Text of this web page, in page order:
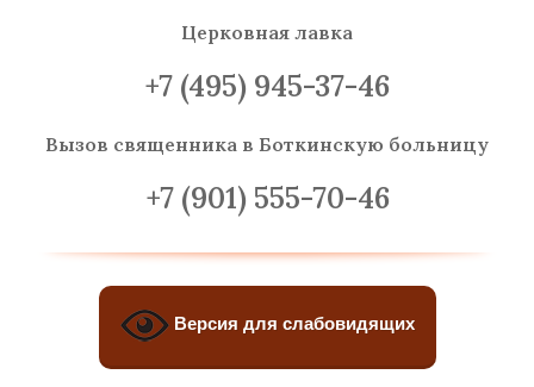
Церковная лавка
+7 (495) 945-37-46
Вызов священника в Боткинскую больницу
+7 (901) 555-70-46
Версия для слабовидящих